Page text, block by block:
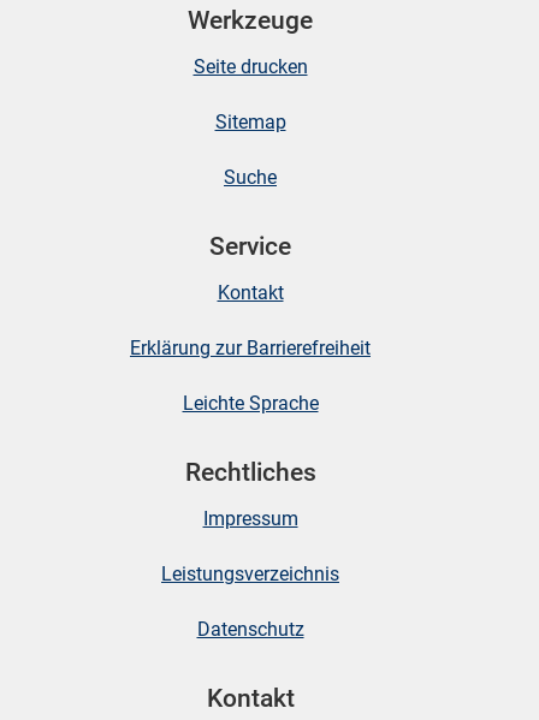
Werkzeuge
Seite drucken
Sitemap
Suche
Service
Kontakt
Erklärung zur Barrierefreiheit
Leichte Sprache
Rechtliches
Impressum
Leistungsverzeichnis
Datenschutz
Kontakt